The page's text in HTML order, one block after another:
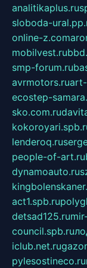
analitikaplus.ru
sloboda-
online-z.com
mobilvest.ru
smp-forum.ru
avrmotors.ru
ecostep-
sko.com.ru
lenderoq.ru
people-of-art.ru
dynamoauto.ru
act1.spb.ru
detsad125.ru
council.spb.ru
iclub.net.ru
pylesostineco.ru